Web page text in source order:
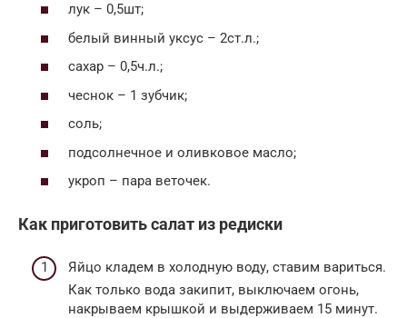
лук – 0,5шт;
белый винный уксус – 2ст.л.;
сахар – 0,5ч.л.;
чеснок – 1 зубчик;
соль;
подсолнечное и оливковое масло;
укроп – пара веточек.
Как приготовить салат из редиски
Яйцо кладем в холодную воду, ставим вариться.
Как только вода закипит, выключаем огонь,
накрываем крышкой и выдерживаем 15 минут.